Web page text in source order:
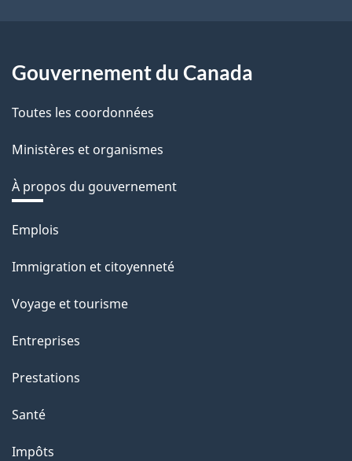
Gouvernement du Canada
Toutes les coordonnées
Ministères et organismes
À propos du gouvernement
Thèmes
sujets
Emplois
Immigration et citoyenneté
Voyage et tourisme
Entreprises
Prestations
Santé
Impôts